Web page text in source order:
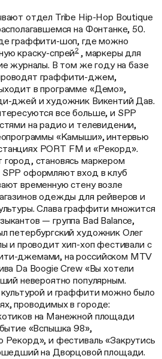
отдел Tribe Hip-Hop Boutique
на Фонтанке, 50.
граффити-шоп, где можно
краску-спрей2 , маркеры для
журналы. В том же году на базе
граффити-джем,
в программе «Демо»,
джей и художник Викентий Дав.
все больше, и SPP
на радио и телевидении,
«Камыши», интервью
PORT FM и «Рекорд».
становясь маркером
оформляют вход в клуб
временную стену возле
одежды для рейверов и
Слава граффити множится
— группа Bad Balance,
петербургский художник Олег
и проводит хип-хоп фестивали с
джемами, на российском MTV
Da Boogie Crew «Вы хотели
невероятно популярным.
культурой и граффити можно было
проводимых в городе:
на Манежной площади
«Вспышка 98»,
Рекорд», и фестиваль «Закрутись
на Дворцовой площади.